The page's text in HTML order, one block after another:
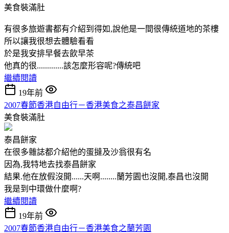
美食裝滿肚
有很多旅遊書都有介紹到得如,說他是一間很傳統道地的茶樓
所以讓我很想去體驗看看
於是我安排早餐去飲早茶
他真的很.............該怎麼形容呢?傳統吧
繼續閱讀
19年前
2007春節香港自由行－香港美食之泰昌餅家
美食裝滿肚
泰昌餅家
在很多雜誌都介紹他的蛋撻及沙翁很有名
因為,我特地去找泰昌餅家
結果.他在放假沒開......天啊........蘭芳園也沒開,泰昌也沒開
我是到中環做什麼啊?
繼續閱讀
19年前
2007春節香港自由行－香港美食之蘭芳園